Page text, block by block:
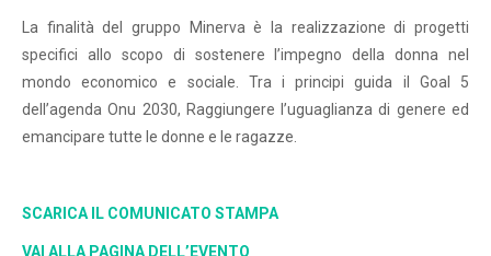
La finalità del gruppo Minerva è la realizzazione di progetti
specifici allo scopo di sostenere l’impegno della donna nel
mondo economico e sociale. Tra i principi guida il Goal 5
dell’agenda Onu 2030, Raggiungere l’uguaglianza di genere ed
emancipare tutte le donne e le ragazze.
SCARICA IL COMUNICATO STAMPA
VAI ALLA PAGINA DELL’EVENTO